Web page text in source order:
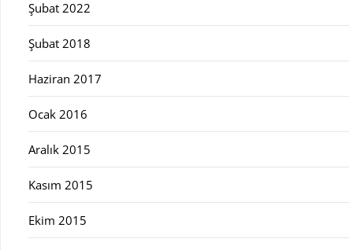
Şubat 2022
Şubat 2018
Haziran 2017
Ocak 2016
Aralık 2015
Kasım 2015
Ekim 2015